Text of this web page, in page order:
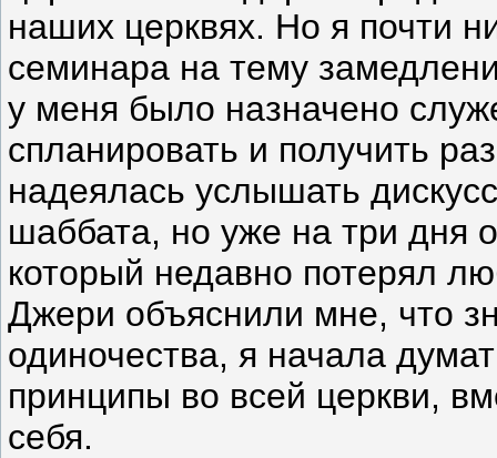
наших церквях. Но я почти
семинара на тему
у меня было назначено
спланировать и получить
надеялась услышать
шаббата, но уже на три дня
который недавно потерял
Джери объяснили мне, что
одиночества, я начала
принципы во всей церкви,
себя.